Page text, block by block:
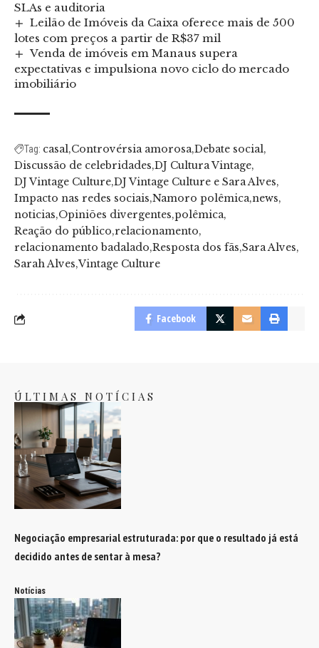
SLAs e auditoria
Leilão de Imóveis da Caixa oferece mais de 500
lotes com preços a partir de R$37 mil
Venda de imóveis em Manaus supera
expectativas e impulsiona novo ciclo do mercado
imobiliário
Tag: casal Controvérsia amorosa Debate social
Discussão de celebridades DJ Cultura Vintage
DJ Vintage Culture DJ Vintage Culture e Sara Alves
Impacto nas redes sociais Namoro polêmica news
noticias Opiniões divergentes polêmica
Reação do público relacionamento
relacionamento badalado Resposta dos fãs Sara Alves
Sarah Alves Vintage Culture
Facebook
ÚLTIMAS NOTÍCIAS
Negociação empresarial estruturada: por que o resultado já está
decidido antes de sentar à mesa?
Notícias